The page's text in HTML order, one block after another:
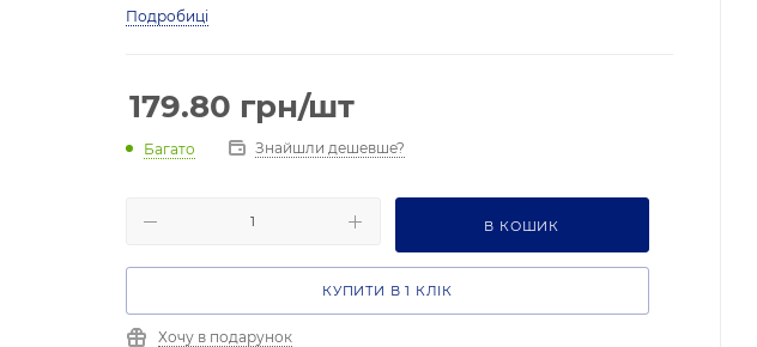
Подробиці
179.80 грн/шт
Багато Знайшли дешевше?
В КОШИК
КУПИТИ В 1 КЛІК
Хочу в подарунок